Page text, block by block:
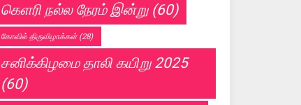
கெளரி நல்ல நேரம் இன்று(60)
கோவில் திருவிழாக்கள்(28)
சனிக்கிழமை தாலி கயிறு 2025
(60)